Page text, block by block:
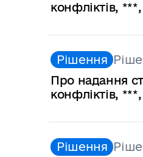
конфліктів,
Рішення
Про надання
конфліктів,
Рішення